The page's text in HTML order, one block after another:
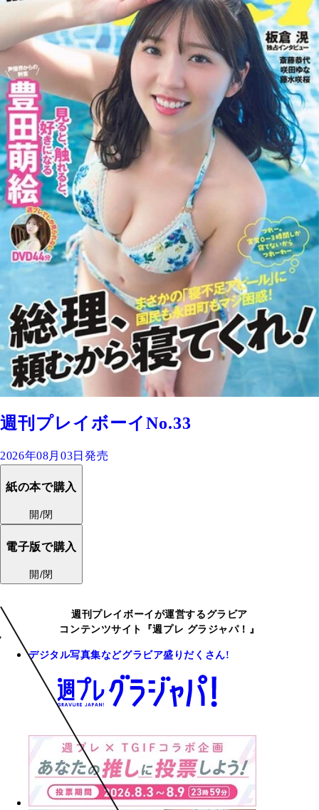
週刊プレイボーイNo.33
2026年08月03日発売
紙の本で購入
開/閉
電子版で購入
開/閉
週刊プレイボーイが運営するグラビア
コンテンツサイト『週プレ グラジャパ！』
デジタル写真集などグラビア盛りだくさん!